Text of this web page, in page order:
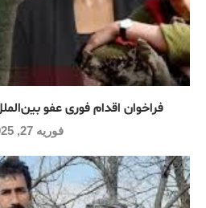
فراخوان اقدام فوری عفو
فوریه 27, 2025